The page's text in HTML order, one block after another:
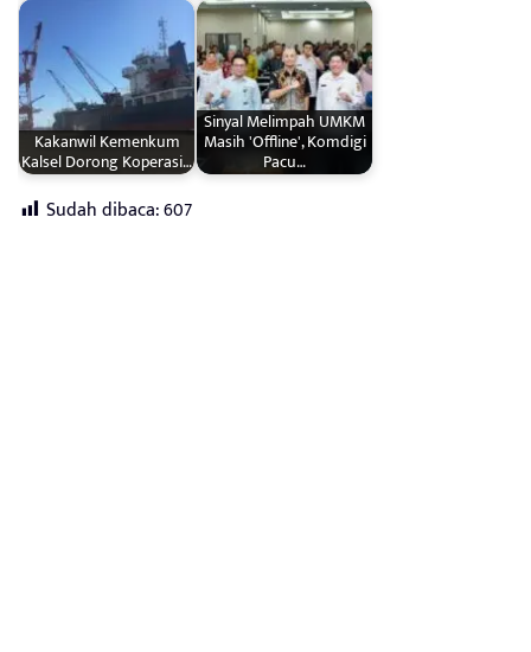
Kakanwil Kemenkum
Kalsel Dorong Koperasi…
Sinyal Melimpah UMKM
Masih 'Offline', Komdigi
Pacu…
Sudah dibaca:607